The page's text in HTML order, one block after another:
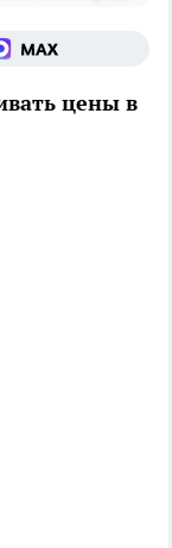
цены в